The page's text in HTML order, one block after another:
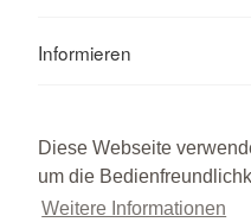
Diese Webseite
um die
Weitere Informationen
Informieren